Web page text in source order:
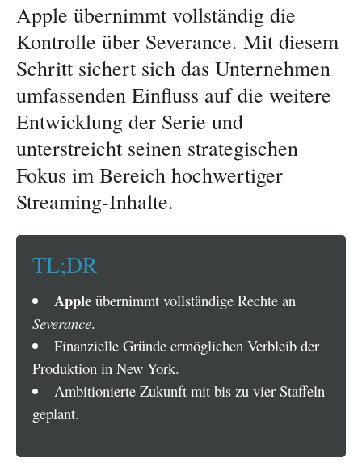
Apple übernimmt vollständig die
Kontrolle über Severance. Mit diesem
Schritt sichert sich das Unternehmen
umfassenden Einfluss auf die weitere
Entwicklung der Serie und
unterstreicht seinen strategischen
Fokus im Bereich hochwertiger
Streaming-Inhalte.
TL;DR
Appleübernimmt vollständige Rechte an
Severance.
Finanzielle Gründe ermöglichen Verbleib der
Produktion in New York.
Ambitionierte Zukunft mit bis zu vier Staffeln
geplant.